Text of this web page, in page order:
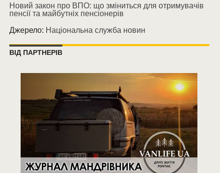
Новий закон про ВПО: що зміниться для отримувачів
пенсії та майбутніх пенсіонерів
Джерело: Національна служба новин
ВІД ПАРТНЕРІВ